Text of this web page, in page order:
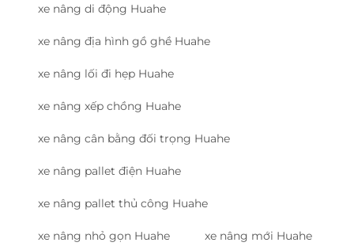
xe nâng di động Huahe
xe nâng địa hình gồ ghề Huahe
xe nâng lối đi hẹp Huahe
xe nâng xếp chồng Huahe
xe nâng cân bằng đối trọng Huahe
xe nâng pallet điện Huahe
xe nâng pallet thủ công Huahe
xe nâng nhỏ gọn Huahe xe nâng mới Huahe